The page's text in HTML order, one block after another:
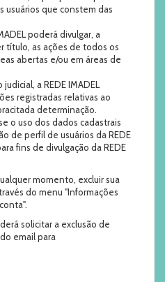
usuários que constem das
poderá divulgar, a
título, as ações de todos os
abertas e/ou em áreas de
a REDE IMADEL
registradas relativas ao
determinação.
o uso dos dados cadastrais
de perfil de usuários da REDE
fins de divulgação da REDE
momento, excluir sua
do menu "Informações
solicitar a exclusão de
email para